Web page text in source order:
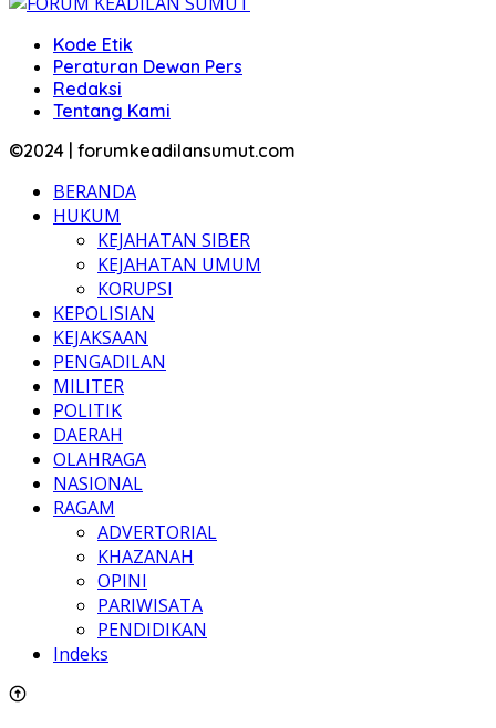
Kode Etik
Peraturan Dewan Pers
Redaksi
Tentang Kami
©2024 | forumkeadilansumut.com
BERANDA
HUKUM
KEJAHATAN SIBER
KEJAHATAN UMUM
KORUPSI
KEPOLISIAN
KEJAKSAAN
PENGADILAN
MILITER
POLITIK
DAERAH
OLAHRAGA
NASIONAL
RAGAM
ADVERTORIAL
KHAZANAH
OPINI
PARIWISATA
PENDIDIKAN
Indeks